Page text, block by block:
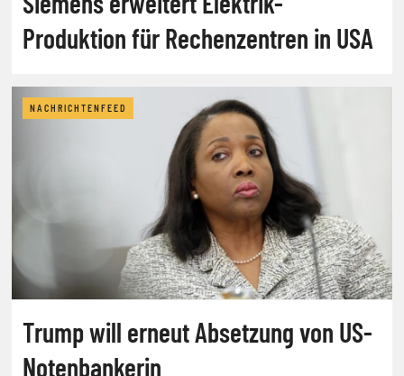
Produktion für Rechenzentren in USA
NACHRICHTENFEED
Trump will erneut Absetzung von US-
Notenbankerin